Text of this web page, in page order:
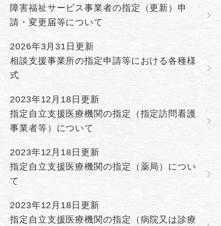
障害福祉サービス事業者の指定（更新）申
請・変更届等について
2026年3月31日更新
相談支援事業所の指定申請等における各種様
式
2023年12月18日更新
指定自立支援医療機関の指定（指定訪問看護
事業者等）について
2023年12月18日更新
指定自立支援医療機関の指定（薬局）につい
て
2023年12月18日更新
指定自立支援医療機関の指定（病院又は診療